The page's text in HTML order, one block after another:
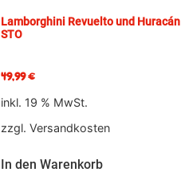
Lamborghini Revuelto und Huracán
STO
49,99€
inkl. 19 % MwSt.
zzgl. Versandkosten
In den Warenkorb